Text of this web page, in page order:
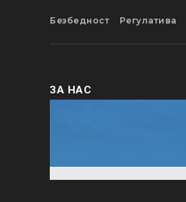
Безбедност Регулатива
ЗА НАС